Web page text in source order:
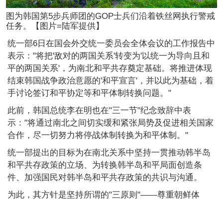
图为韩国第5步兵师团的GOP士兵们沿着铁丝网执行警戒
任务。【图片=陆军提供】
统一部6日在国会外交统一委员会全体会议的工作报告中
表示："将把'敌对的两国关系'转变为'以统一为导向且和
平的两国关系'，为南北和平共存奠定基础。将推进体现
结束韩国战争政治意愿的'和平宣言'，并以此为基础，着
手讨论签订和平协定等和平体制转换问题。"
此前，韩国总统李在明也在"三一节"纪念致辞中表
示："将通过南北之间切实缓和紧张局势及促进相关国家
合作，尽一切努力将停战体制转换为和平体制。"
统一部提出的目标为在南北关系中坚持一贯推动韩半岛
和平共存政策的立场、为转换韩半岛和平局面创造条
件、加强国民对韩半岛和平共存政策的共识与沟通。
为此，其方针是坚持所谓的"三原则"——尊重朝鲜体